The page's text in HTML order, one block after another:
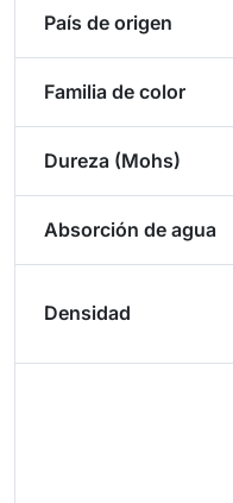
País de origen
Familia de color
Dureza (Mohs)
Absorción de agua
Densidad